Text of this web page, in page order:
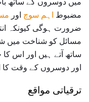
مضبوط
اہم سوچ اور
ضرورت ہوگی کیونکہ
مسائل کو شناخت میں
ساتھ آتے ہیں اور اس کا
اور دوسروں کے وقت کا
ترقیاتی مواقع